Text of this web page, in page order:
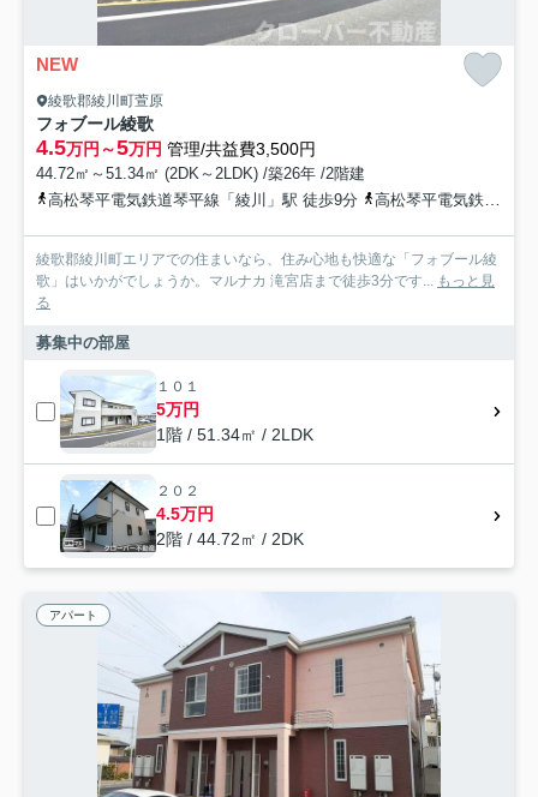
NEW
綾歌郡綾川町萱原
フォブール綾歌
4.5万円～5万円 管理/共益費3,500円
44.72㎡～51.34㎡ (2DK～2LDK) /築26年 /2階建
高松琴平電気鉄道琴平線「綾川」駅 徒歩9分
高松琴平電気鉄道琴平線「陶」駅 徒歩17分
綾歌郡綾川町エリアでの住まいなら、住み心地も快適な「フォブール綾
歌」はいかがでしょうか。マルナカ 滝宮店まで徒歩3分です... もっと見
る
募集中の部屋
１０１
5万円
1階 / 51.34㎡ / 2LDK
２０２
4.5万円
2階 / 44.72㎡ / 2DK
アパート